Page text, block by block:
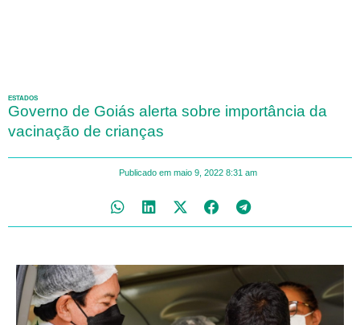
ESTADOS
Governo de Goiás alerta sobre importância da
vacinação de crianças
Publicado em maio 9, 2022 8:31 am